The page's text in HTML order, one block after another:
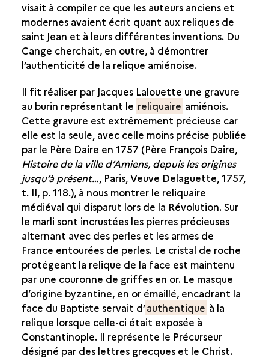
visait à compiler ce que les auteurs anciens et
modernes avaient écrit quant aux reliques de
saint Jean et à leurs différentes inventions. Du
Cange cherchait, en outre, à démontrer
l’authenticité de la relique amiénoise.
Il fit réaliser par Jacques Lalouette une gravure
au burin représentant le reliquaire amiénois.
Cette gravure est extrêmement précieuse car
elle est la seule, avec celle moins précise publiée
par le Père Daire en 1757 (Père François Daire,
Histoire de la ville d’Amiens, depuis les origines
jusqu’à présent…, Paris, Veuve Delaguette, 1757,
t. II, p. 118.), à nous montrer le reliquaire
médiéval qui disparut lors de la Révolution. Sur
le marli sont incrustées les pierres précieuses
alternant avec des perles et les armes de
France entourées de perles. Le cristal de roche
protégeant la relique de la face est maintenu
par une couronne de griffes en or. Le masque
d’origine byzantine, en or émaillé, encadrant la
face du Baptiste servait d’authentique à la
relique lorsque celle-ci était exposée à
Constantinople. Il représente le Précurseur
désigné par des lettres grecques et le Christ.